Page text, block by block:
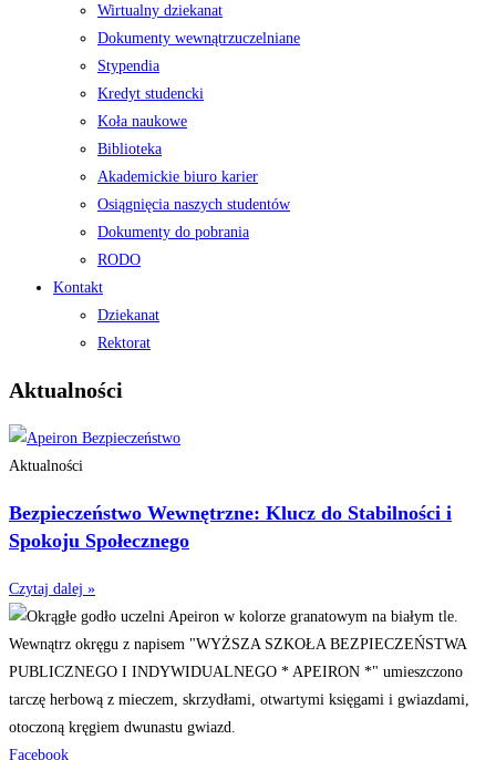
Wirtualny dziekanat
Dokumenty wewnątrzuczelniane
Stypendia
Kredyt studencki
Koła naukowe
Biblioteka
Akademickie biuro karier
Osiągnięcia naszych studentów
Dokumenty do pobrania
RODO
Kontakt
Dziekanat
Rektorat
Aktualności
Aktualności
Bezpieczeństwo Wewnętrzne: Klucz do Stabilności i
Spokoju Społecznego
Czytaj dalej »
Facebook